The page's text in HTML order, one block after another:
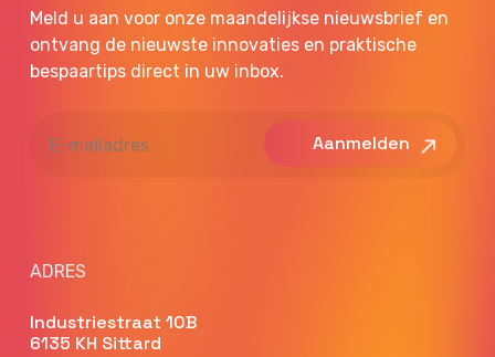
Meld u aan voor onze maandelijkse nieuwsbrief en
ontvang de nieuwste innovaties en praktische
bespaartips direct in uw inbox.
mailadres
ADRES
Industriestraat 10B
6135 KH Sittard